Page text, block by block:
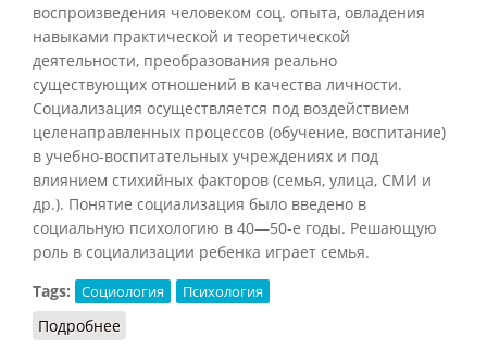
воспроизведения человеком соц. опыта, овладения
навыками практической и теоретической
деятельности, преобразования реально
существующих отношений в качества личности.
Социализация осуществляется под воздействием
целенаправленных процессов (обучение, воспитание)
в учебно-воспитательных учреждениях и под
влиянием стихийных факторов (семья, улица, СМИ и
др.). Понятие социализация было введено в
социальную психологию в 40—50-е годы. Решающую
роль в социализации ребенка играет семья.
Tags:
Социология Психология
Подробнее